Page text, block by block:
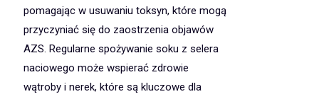
pomagając w usuwaniu toksyn, które mogą
przyczyniać się do zaostrzenia objawów
AZS. Regularne spożywanie soku z selera
naciowego może wspierać zdrowie
wątroby i nerek, które są kluczowe dla